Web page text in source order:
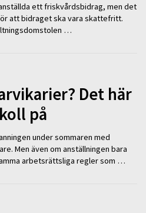
ett friskvårdsbidrag, men det
att bidraget ska vara skattefritt.
…
Det här
på
under sommaren med
Men även om anställningen bara
arbetsrättsliga regler som …